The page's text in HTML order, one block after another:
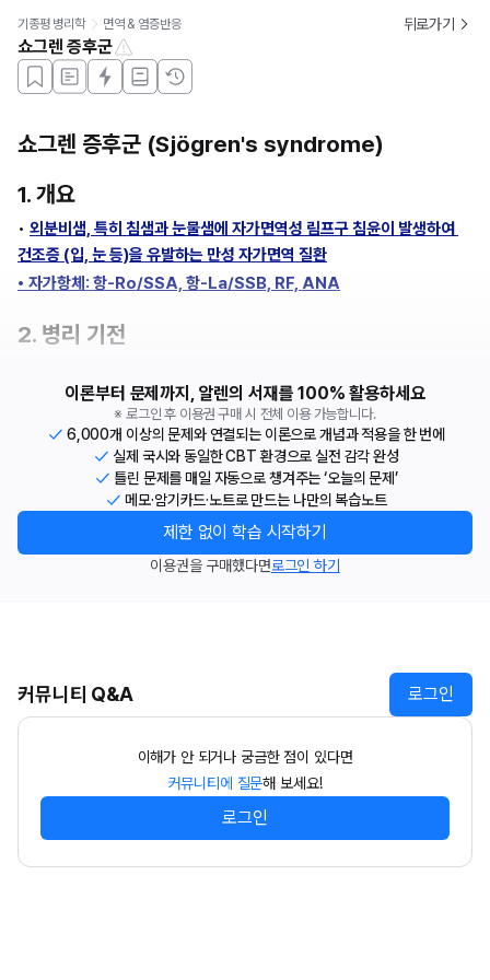
기종평 병리학 면역 & 염증반응 뒤로가기
쇼그렌 증후군
쇼그렌 증후군 (Sjögren's syndrome)
1. 개요
• 외분비샘, 특히 침샘과 눈물샘에 자가면역성 림프구 침윤이 발생하여
건조증 (입, 눈 등)을 유발하는 만성 자가면역 질환
• 자가항체: 항-Ro/SSA, 항-La/SSB, RF, ANA
2. 병리 기전
이론부터 문제까지, 알렌의 서재를 100% 활용하세요
※ 로그인 후 이용권 구매 시 전체 이용 가능합니다.
6,000개 이상의 문제와 연결되는 이론으로 개념과 적용을 한 번에
실제 국시와 동일한 CBT 환경으로 실전 감각 완성
틀린 문제를 매일 자동으로 챙겨주는 ‘오늘의 문제’
메모·암기카드·노트로 만드는 나만의 복습노트
제한 없이 학습 시작하기
이용권을 구매했다면로그인 하기
커뮤니티 Q&A 로그인
이해가 안 되거나 궁금한 점이 있다면
커뮤니티에 질문해 보세요!
로그인